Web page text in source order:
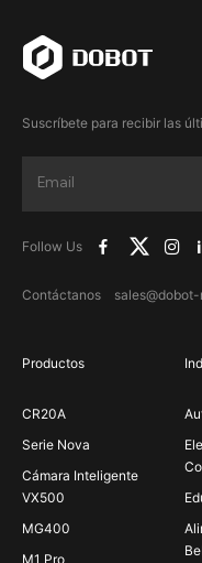
Suscríbete para recibir las
Follow Us
Contáctanos sales@dobot-
Productos
CR20A
Serie Nova
Cámara Inteligente
VX500
MG400
M1 Pro